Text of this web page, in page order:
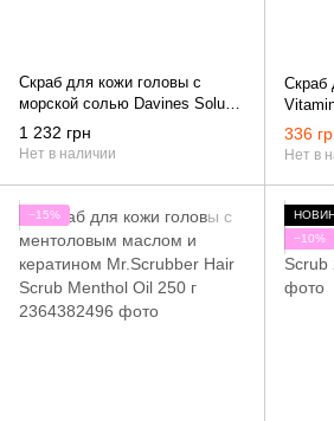
Скраб для кожи головы с
морской солью Davines Solu
Sea Salt Scrub Cleanser 250 мл
1 232 грн
Нет в наличии
Скраб
336
Нет в
−15%
−10%